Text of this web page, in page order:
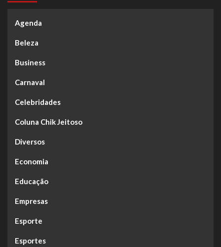
Agenda
Beleza
Business
Carnaval
Celebridades
Coluna Chik Jeitoso
Diversos
Economia
Educação
Empresas
Esporte
Esportes